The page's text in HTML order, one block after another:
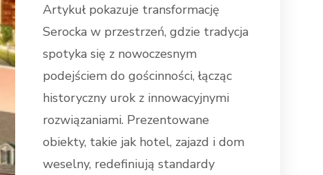
Artykuł pokazuje transformację
Serocka w przestrzeń, gdzie tradycja
spotyka się z nowoczesnym
podejściem do gościnności, łącząc
historyczny urok z innowacyjnymi
rozwiązaniami. Prezentowane
obiekty, takie jak hotel, zajazd i dom
weselny, redefiniują standardy